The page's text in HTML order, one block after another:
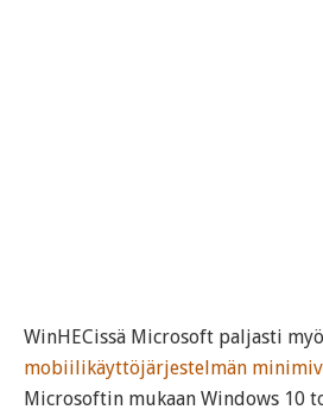
WinHECissä Microsoft paljasti
mobiilikäyttöjärjestelmän
Microsoftin mukaan Windows 10